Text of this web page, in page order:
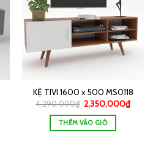
KỆ TIVI 1600 x 500 MS0118
4,290,000₫ 2,350,000₫
THÊM VÀO GIỎ